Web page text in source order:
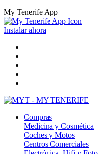
My Tenerife App
Instalar ahora
Compras
Medicina y Cosmética
Coches y Motos
Centros Comerciales